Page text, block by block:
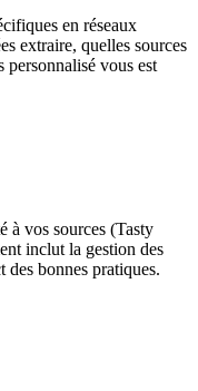
en réseaux
extraire, quelles sources
vous est
à vos sources (Tasty
inclut la gestion des
des bonnes pratiques.